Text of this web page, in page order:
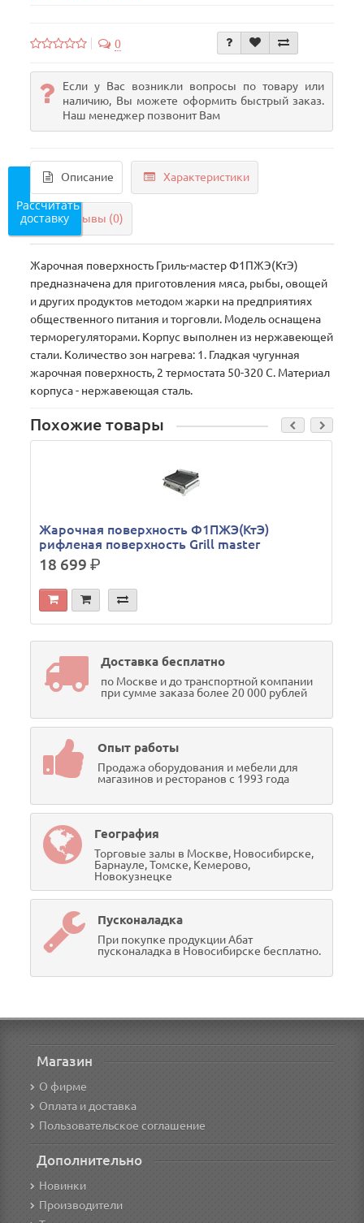
0
Если у Вас возникли вопросы по товару или
наличию, Вы можете оформить быстрый заказ.
Наш менеджер позвонит Вам
Описание Характеристики
Отзывы (0)
Жарочная поверхность Гриль-мастер Ф1ПЖЭ(КтЭ)
предназначена для приготовления мяса, рыбы, овощей
и других продуктов методом жарки на предприятиях
общественного питания и торговли. Модель оснащена
терморегуляторами. Корпус выполнен из нержавеющей
стали. Количество зон нагрева: 1. Гладкая чугунная
жарочная поверхность, 2 термостата 50-320 С. Материал
корпуса - нержавеющая сталь.
Похожие товары
Жарочная поверхность Ф1ПЖЭ(КтЭ)
рифленая поверхность Grill master
18 699р.
Доставка бесплатно
по Москве и до транспортной компании
при сумме заказа более 20 000 рублей
Опыт работы
Продажа оборудования и мебели для
магазинов и ресторанов с 1993 года
География
Торговые залы в Москве, Новосибирске,
Барнауле, Томске, Кемерово,
Новокузнецке
Пусконаладка
При покупке продукции Абат
пусконаладка в Новосибирске бесплатно.
Магазин
О фирме
Оплата и доставка
Пользовательское соглашение
Дополнительно
Новинки
Производители
Рассчитать
доставку